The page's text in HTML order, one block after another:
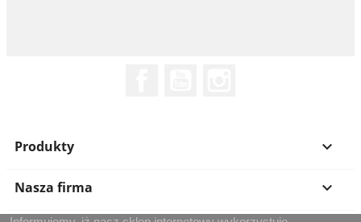
Produkty 
Nasza firma 